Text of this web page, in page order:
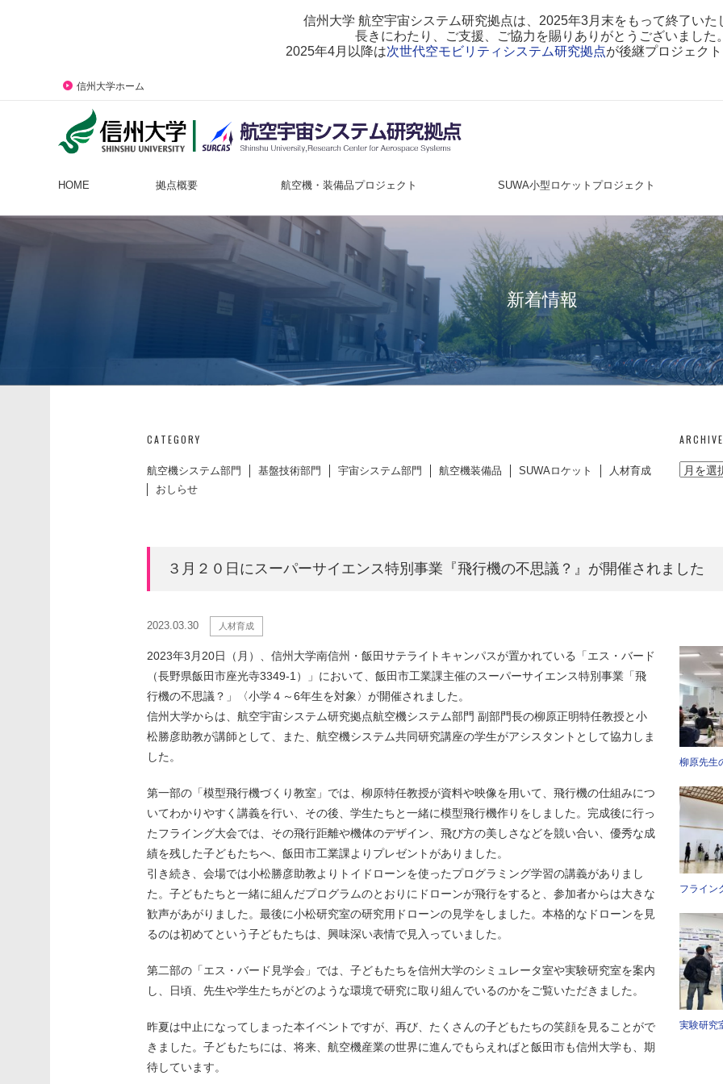
信州大学 航空宇宙システム研究拠点は、2025年3月末をもって終了いた
長きにわたり、ご支援、ご協力を賜りありがとうございました
2025年4月以降は次世代空モビリティシステム研究拠点が後継プロジェク
信州大学ホーム
HOME 拠点概要 航空機・装備品プロジェクト SUWA小型ロケットプロジェクト
新着情報
CATEGORY
航空機システム部門 基盤技術部門 宇宙システム部門 航空機装備品 SUWAロケット
人材育成
おしらせ
ARCHIVE
３月２０日にスーパーサイエンス特別事業『飛行機の不思議？』が開催されました
2023.03.30 人材育成
柳原先
フラ
実験研
2023年3月20日（月）、信州大学南信州・飯田サテライトキャンパスが置かれている「エス・バード
（長野県飯田市座光寺3349-1）」において、飯田市工業課主催のスーパーサイエンス特別事業「飛
行機の不思議？」〈小学４～6年生を対象〉が開催されました。
信州大学からは、航空宇宙システム研究拠点航空機システム部門 副部門長の柳原正明特任教授と小
松勝彦助教が講師として、また、航空機システム共同研究講座の学生がアシスタントとして協力しま
した。
第一部の「模型飛行機づくり教室」では、柳原特任教授が資料や映像を用いて、飛行機の仕組みにつ
いてわかりやすく講義を行い、その後、学生たちと一緒に模型飛行機作りをしました。完成後に行っ
たフライング大会では、その飛行距離や機体のデザイン、飛び方の美しさなどを競い合い、優秀な成
績を残した子どもたちへ、飯田市工業課よりプレゼントがありました。
引き続き、会場では小松勝彦助教よりトイドローンを使ったプログラミング学習の講義がありまし
た。子どもたちと一緒に組んだプログラムのとおりにドローンが飛行をすると、参加者からは大きな
歓声があがりました。最後に小松研究室の研究用ドローンの見学をしました。本格的なドローンを見
るのは初めてという子どもたちは、興味深い表情で見入っていました。
第二部の「エス・バード見学会」では、子どもたちを信州大学のシミュレータ室や実験研究室を案内
し、日頃、先生や学生たちがどのような環境で研究に取り組んでいるのかをご覧いただきました。
昨夏は中止になってしまった本イベントですが、再び、たくさんの子どもたちの笑顔を見ることがで
きました。子どもたちには、将来、航空機産業の世界に進んでもらえればと飯田市も信州大学も、期
待しています。